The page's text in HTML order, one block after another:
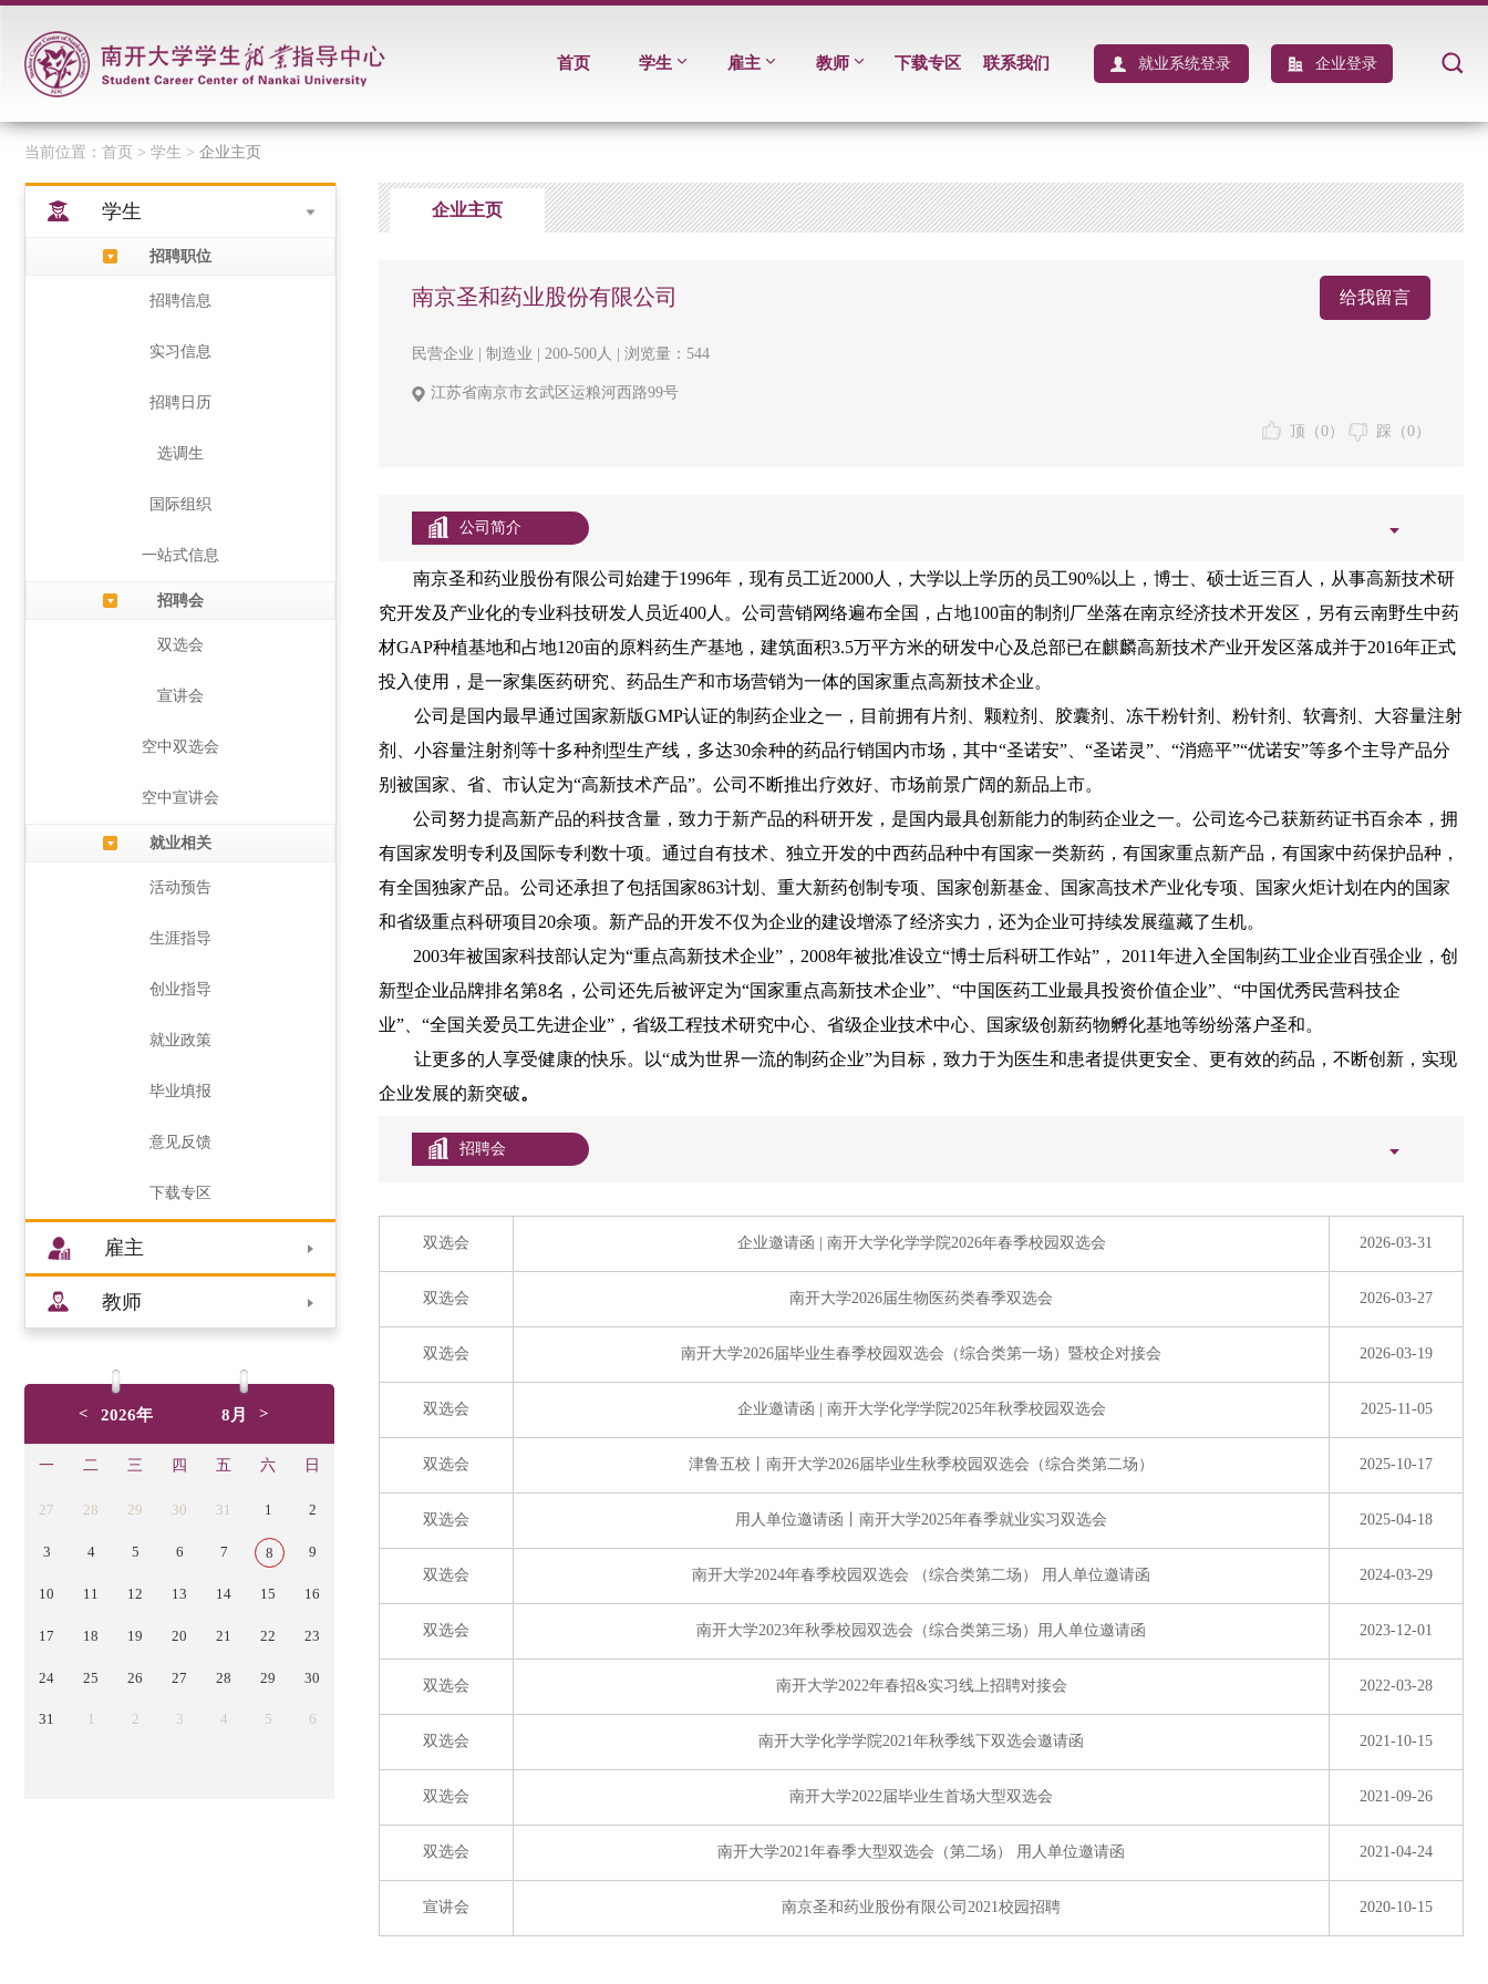
首页 学生 雇主 教师 下载专区 联系我们 就业系统登录 企业登录
当前位置： 首页 > 学生 > 企业主页
学生
招聘职位
招聘信息
实习信息
招聘日历
选调生
国际组织
一站式信息
招聘会
双选会
宣讲会
空中双选会
空中宣讲会
就业相关
活动预告
生涯指导
创业指导
就业政策
毕业填报
意见反馈
下载专区
雇主
教师
< 2026年 8月 >
一 二 三 四 五 六 日
27 28 29 30 31 1 2
3 4 5 6 7 8 9
10 11 12 13 14 15 16
17 18 19 20 21 22 23
24 25 26 27 28 29 30
31 1 2 3 4 5 6
企业主页
南京圣和药业股份有限公司 给我留言
民营企业 | 制造业 | 200-500人 | 浏览量：544
江苏省南京市玄武区运粮河西路99号
顶（0） 踩（0）
公司简介
南京圣和药业股份有限公司始建于1996年，现有员工近2000人，大学以上学历的员工90%以上，博士、硕士近三百人，从事高新技术研
究开发及产业化的专业科技研发人员近400人。公司营销网络遍布全国，占地100亩的制剂厂坐落在南京经济技术开发区，另有云南野生中药
材GAP种植基地和占地120亩的原料药生产基地，建筑面积3.5万平方米的研发中心及总部已在麒麟高新技术产业开发区落成并于2016年正式
投入使用，是一家集医药研究、药品生产和市场营销为一体的国家重点高新技术企业。
公司是国内最早通过国家新版GMP认证的制药企业之一，目前拥有片剂、颗粒剂、胶囊剂、冻干粉针剂、粉针剂、软膏剂、大容量注射
剂、小容量注射剂等十多种剂型生产线，多达30余种的药品行销国内市场，其中“圣诺安”、“圣诺灵”、“消癌平”“优诺安”等多个主导产品分
别被国家、省、市认定为“高新技术产品”。公司不断推出疗效好、市场前景广阔的新品上市。
公司努力提高新产品的科技含量，致力于新产品的科研开发，是国内最具创新能力的制药企业之一。公司迄今己获新药证书百余本，拥
有国家发明专利及国际专利数十项。通过自有技术、独立开发的中西药品种中有国家一类新药，有国家重点新产品，有国家中药保护品种，
有全国独家产品。公司还承担了包括国家863计划、重大新药创制专项、国家创新基金、国家高技术产业化专项、国家火炬计划在内的国家
和省级重点科研项目20余项。新产品的开发不仅为企业的建设增添了经济实力，还为企业可持续发展蕴藏了生机。
2003年被国家科技部认定为“重点高新技术企业”，2008年被批准设立“博士后科研工作站”， 2011年进入全国制药工业企业百强企业，创
新型企业品牌排名第8名，公司还先后被评定为“国家重点高新技术企业”、“中国医药工业最具投资价值企业”、“中国优秀民营科技企
业”、“全国关爱员工先进企业”，省级工程技术研究中心、省级企业技术中心、国家级创新药物孵化基地等纷纷落户圣和。
让更多的人享受健康的快乐。以“成为世界一流的制药企业”为目标，致力于为医生和患者提供更安全、更有效的药品，不断创新，实现
企业发展的新突破。
招聘会
双选会 企业邀请函 | 南开大学化学学院2026年春季校园双选会 2026-03-31
双选会 南开大学2026届生物医药类春季双选会 2026-03-27
双选会 南开大学2026届毕业生春季校园双选会（综合类第一场）暨校企对接会 2026-03-19
双选会 企业邀请函 | 南开大学化学学院2025年秋季校园双选会 2025-11-05
双选会 津鲁五校丨南开大学2026届毕业生秋季校园双选会（综合类第二场） 2025-10-17
双选会 用人单位邀请函丨南开大学2025年春季就业实习双选会 2025-04-18
双选会 南开大学2024年春季校园双选会 （综合类第二场） 用人单位邀请函 2024-03-29
双选会 南开大学2023年秋季校园双选会（综合类第三场）用人单位邀请函 2023-12-01
双选会 南开大学2022年春招&实习线上招聘对接会 2022-03-28
双选会 南开大学化学学院2021年秋季线下双选会邀请函 2021-10-15
双选会 南开大学2022届毕业生首场大型双选会 2021-09-26
双选会 南开大学2021年春季大型双选会（第二场） 用人单位邀请函 2021-04-24
宣讲会 南京圣和药业股份有限公司2021校园招聘 2020-10-15